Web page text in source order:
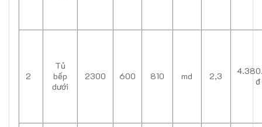
2
Tủ
bếp
dưới
2300 600 810 md 2,3
đ